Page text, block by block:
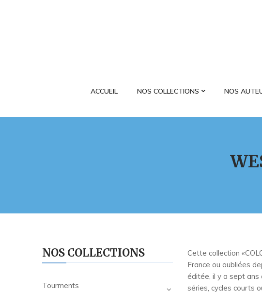
ACCUEIL NOS COLLECTIONS NOS
NOS COLLECTIONS
Tourments
Cette collection
France ou oubliées
éditée, il y a sept ans
séries, cycles courts